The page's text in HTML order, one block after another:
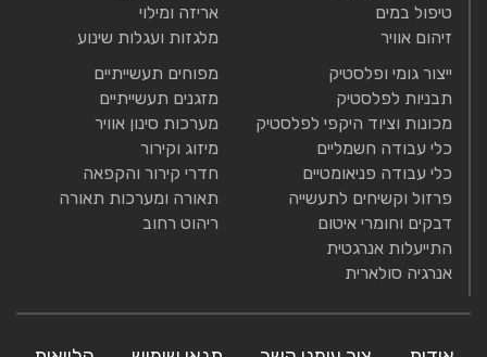
טיפול במים
זיהום אוויר
אריזה ומילוי
מלגזות ועגלות שינוע
ייצור גומי ופלסטיק
תבניות לפלסטיק
מכונות וציוד היקפי לפלסטיק
כלי עבודה חשמליים
כלי עבודה פניאומטיים
פרזול וקשיחים לתעשייה
דבקים וחומרי איטום
התייעלות אנרגטית
אנרגיה סולארית
מפוחים תעשייתיים
מזגנים תעשייתיים
מערכות סינון אוויר
מיזוג וקירור
חדרי קירור והקפאה
תאורה ומערכות תאורה
ריהוט רחוב